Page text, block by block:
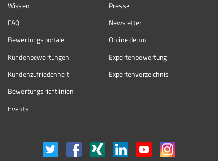
Wissen
FAQ
Bewertungsportale
Kundenbewertungen
Kundenzufriedenheit
Bewertungs­richtlinien
Events
Presse
Newsletter
Online demo
Expertenbewertung
Expertenverzeichnis